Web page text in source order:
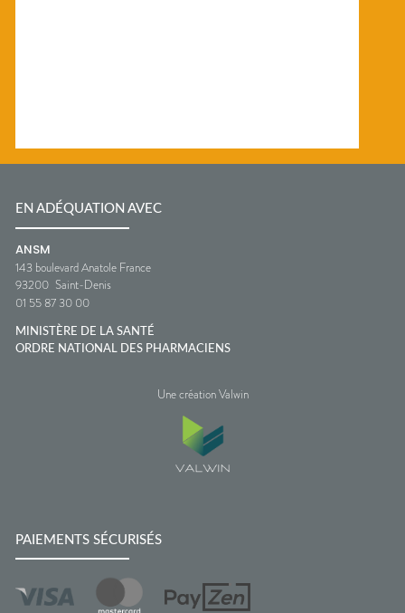
EN ADÉQUATION AVEC
ANSM
143 boulevard Anatole France
93200 Saint-Denis
01 55 87 30 00
MINISTÈRE DE LA SANTÉ
ORDRE NATIONAL DES PHARMACIENS
Une création Valwin
PAIEMENTS SÉCURISÉS